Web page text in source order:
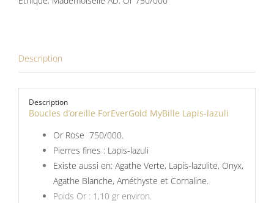
Description
Description
Boucles d’oreille ForEverGold MyBille Lapis-lazuli
Or Rose 750/000.
Pierres fines : Lapis-lazuli
Existe aussi en: Agathe Verte, Lapis-lazulite, Onyx,
Agathe Blanche, Améthyste et Cornaline.
Poids Or : 1,10 gr environ.